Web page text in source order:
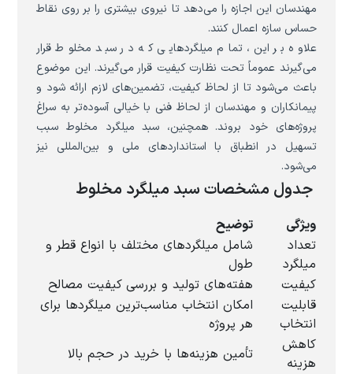
مهندسان این اجازه را می‌دهد تا نیروی بیشتری را بر روی نقاط
حساس سازه اعمال کنند.
علاوه بر این، تمام میلگردهایی که در سبد مخلوط قرار
می‌گیرند عموماً تحت نظارت کیفیت قرار می‌گیرند. این موضوع
باعث می‌شود تا از لحاظ کیفیت، تضمین‌های لازم ارائه شود و
پیمانکاران و مهندسان از لحاظ فنی با خیالی آسوده‌تر به سراغ
پروژه‌های خود بروند. همچنین، سبد میلگرد مخلوط سبب
تسهیل در انطباق با استانداردهای ملی و بین‌المللی نیز
می‌شود.
جدول مشخصات سبد میلگرد مخلوط
ویژگی
توضیح
تعداد
میلگرد
شامل میلگردهای مختلف با انواع قطر و
طول
کیفیت
هفته‌های تولید و بررسی کیفیت مصالح
قابلیت
انتخاب
امکان انتخاب مناسب‌ترین میلگردها برای
هر پروژه
کاهش
هزینه
تأمین هزینه‌ها با خرید در حجم بالا